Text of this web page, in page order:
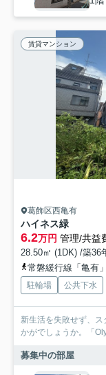
賃貸マンション
葛飾区西亀有
ハイネス緑
6.2万円 管理/共益
28.50㎡ (1DK) /築36
常磐緩行線「亀有
駐輪場 公共下水
新生活を失敗せず、
かがでしょうか。「
募集中の部屋